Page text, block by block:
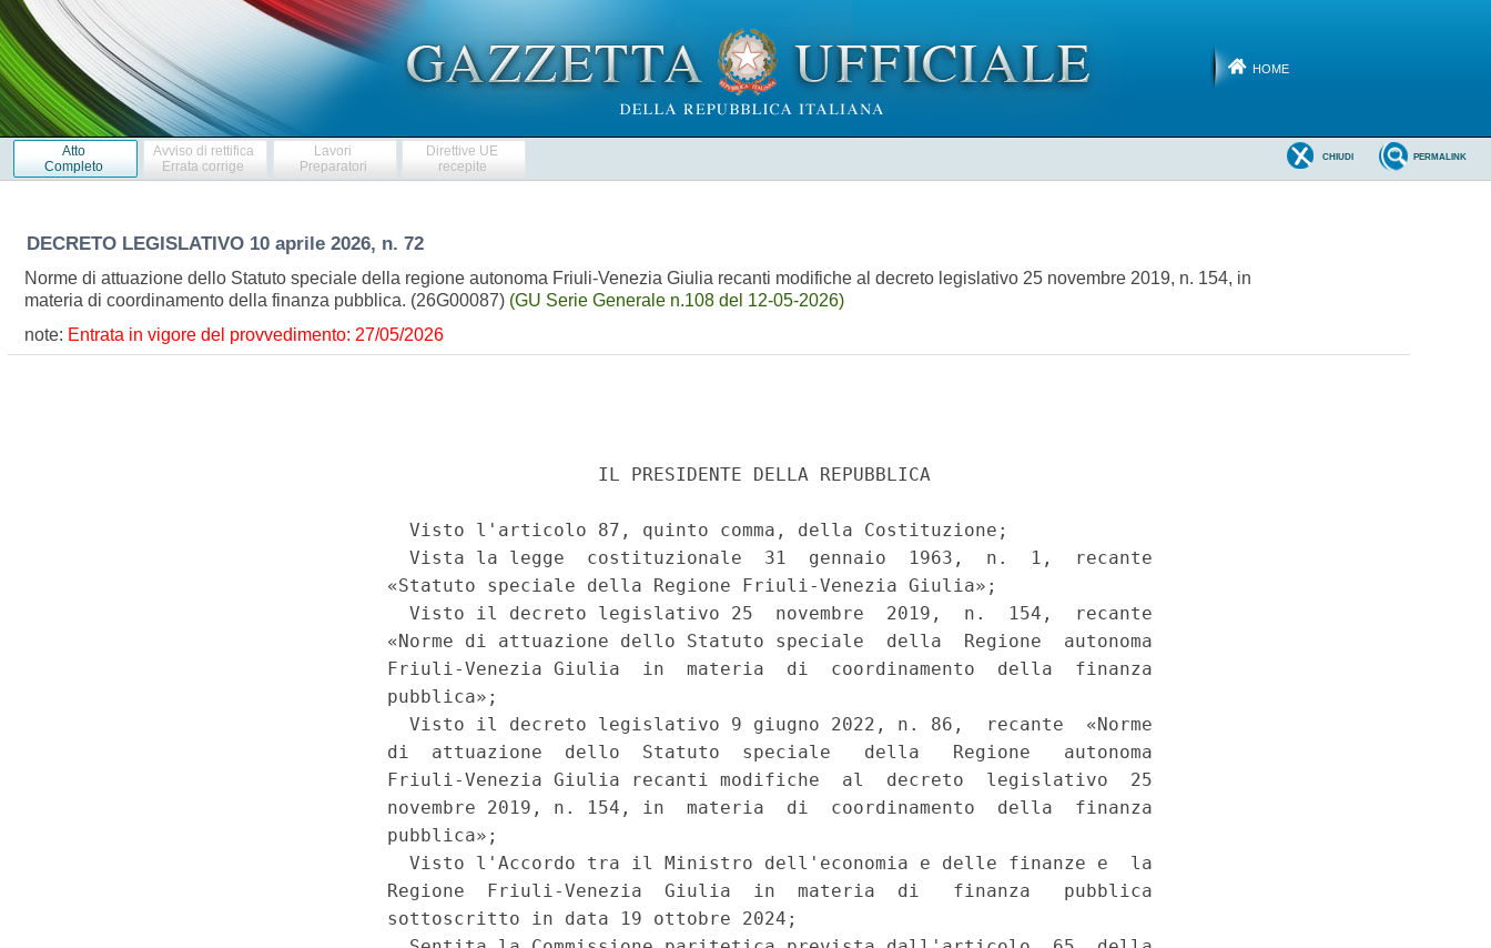
HOME
Atto
Completo
Avviso di rettifica
Errata corrige
Lavori
Preparatori
Direttive UE
recepite
PERMALINK
CHIUDI
DECRETO LEGISLATIVO 10 aprile 2026, n. 72
Norme di attuazione dello Statuto speciale della regione autonoma Friuli-Venezia Giulia recanti modifiche al decreto legislativo 25 novembre 2019, n. 154, in
materia di coordinamento della finanza pubblica. (26G00087) (GU Serie Generale n.108 del 12-05-2026)
note: Entrata in vigore del provvedimento: 27/05/2026